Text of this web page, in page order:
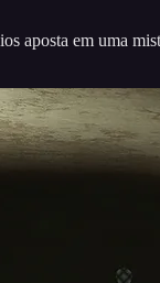
aposta em uma